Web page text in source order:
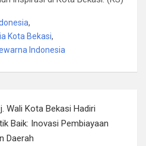
,
Kota Bekasi,
Indonesia
Wali Kota Bekasi Hadiri
Baik: Inovasi Pembiayaan
Daerah